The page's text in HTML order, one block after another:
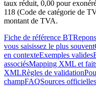
taux réduit, 0,00 pour
118 (Code de catégorie de
montant de TVA.
Fiche de référence BT
vous saisissez le plus souvent
en contexteExemples valides
associésMapping XML et
XMLRègles de validation
champFAQSources